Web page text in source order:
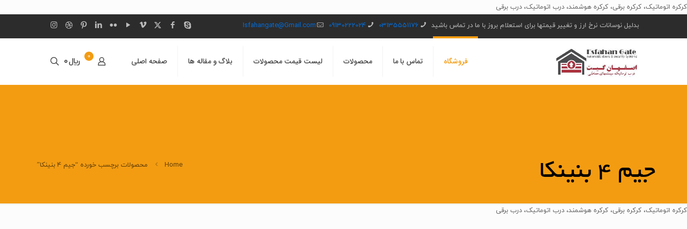
کرکره اتوماتیک، کرکره برقی، کرکره هوشمند، درب اتوماتیک، درب برقی
بدلیل نوسانات نرخ ارز و تغییر قیمتها برای استعلام بروز با ما در تماس باشید
03135551176
09130222024
Isfahangate@Gmail.com
فروشگاه تماس با ما محصولات لیست قیمت محصولات بلاگ و مقاله ها صفحه اصلی 0 ﷼0
جیم 4 بنینکا Home محصولات برچسب خورده “جیم 4 بنینکا”
کرکره اتوماتیک، کرکره برقی، کرکره هوشمند، درب اتوماتیک، درب برقی